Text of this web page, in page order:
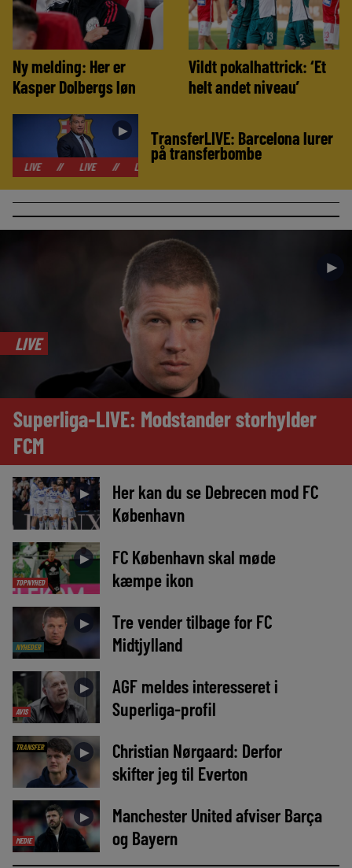
Ny melding: Her er
Kasper Dolbergs løn
Vildt pokalhattrick: ‘Et
helt andet niveau’
►
LIVE // LIVE // LIVE
TransferLIVE: Barcelona lurer
på transferbombe
►
LIVE
Superliga-LIVE: Modstander storhylder
FCM
►
Her kan du se Debrecen mod FC
København
TOPNYHED
►
FC København skal møde
kæmpe ikon
NYHEDER
►
Tre vender tilbage for FC
Midtjylland
AVIS
►
AGF meldes interesseret i
Superliga-profil
TRANSFER ►
Christian Nørgaard: Derfor
skifter jeg til Everton
MEDIE
►
Manchester United afviser Barça
og Bayern